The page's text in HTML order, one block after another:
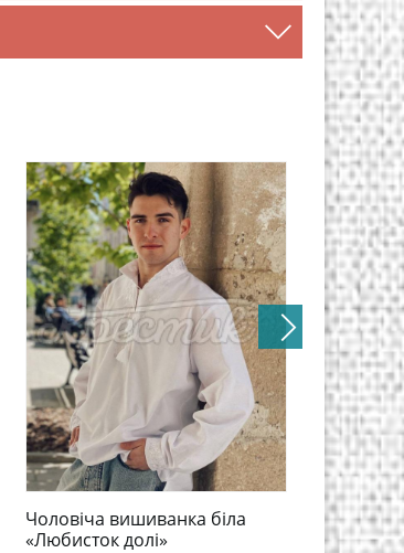
Чоловіча вишиванка біла
«Любисток долі»
Зелена
на льоні